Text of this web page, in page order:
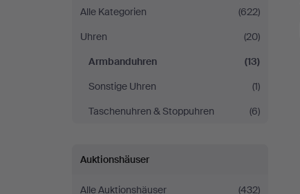
bei
Växjö
Auktionskammare
Alle Kategorien
(622)
Uhren
(20)
Armbanduhren
(13)
Sonstige Uhren
(1)
Taschenuhren & Stoppuhren
(6)
Auktionshäuser
Alle Auktionshäuser
(432)